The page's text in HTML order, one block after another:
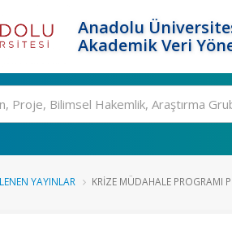
Anadolu
Akademik Veri
YAYINLAR KRIZE MÜDAHALE PROGRAMI